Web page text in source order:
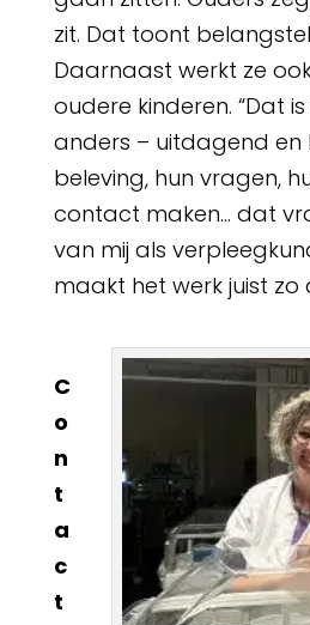
zit. Dat toont
Daarnaast werkt ze
oudere kinderen. “Dat
anders – uitdagend en
beleving, hun vragen,
contact maken… dat
van mij als
maakt het werk juist zo
C
o
n
t
a
c
t